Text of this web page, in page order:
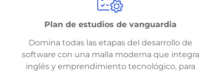
Plan de estudios de vanguardia
Domina todas las etapas del desarrollo de
software con una malla moderna que integra
inglés y emprendimiento tecnológico, para